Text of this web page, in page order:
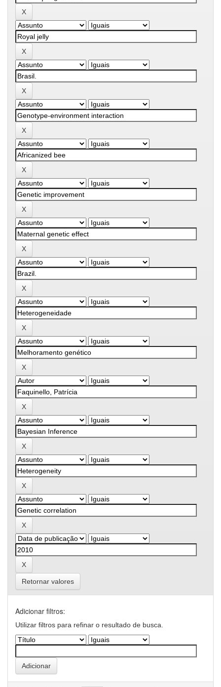
Retornar valores
Adicionar filtros:
Utilizar filtros para refinar o resultado de busca.